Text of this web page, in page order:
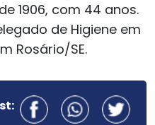
1906, com 44 anos.
de Higiene em
Rosário/SE.